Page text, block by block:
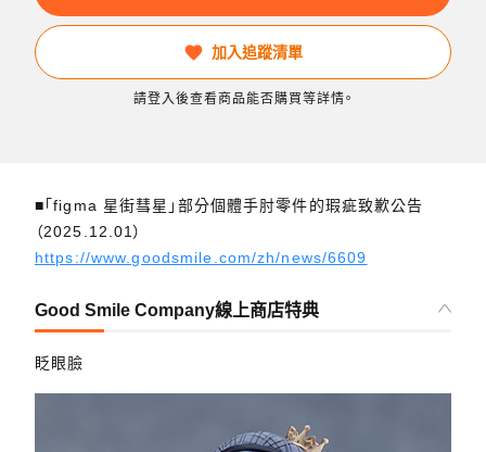
加入追蹤清單
請登入後查看商品能否購買等詳情。
■「figma 星街彗星」部分個體手肘零件的瑕疵致歉公告
（2025.12.01）
https://www.goodsmile.com/zh/news/6609
Good Smile Company線上商店特典
眨眼臉